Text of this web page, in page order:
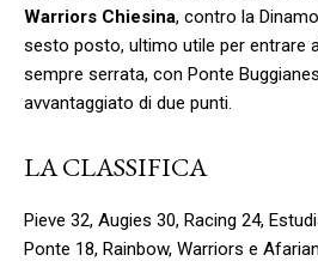
Warriors Chiesina, contro la
sesto posto, ultimo utile per entrare
sempre serrata, con Ponte
avvantaggiato di due punti.
LA CLASSIFICA
Pieve 32, Augies 30, Racing 24,
Ponte 18, Rainbow, Warriors e